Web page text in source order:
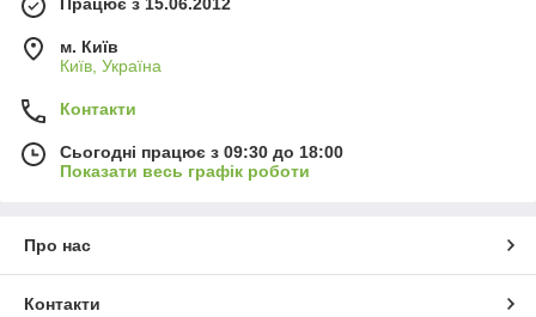
Працює з 15.06.2012
м. Київ
Київ, Україна
Контакти
Сьогодні працює з 09:30 до 18:00
Показати весь графік роботи
Про нас
Контакти